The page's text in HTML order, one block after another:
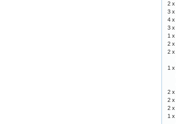
2 x
3 x
4 x
3 x
1 x
2 x
2 x
1 x
2 x
2 x
2 x
1 x